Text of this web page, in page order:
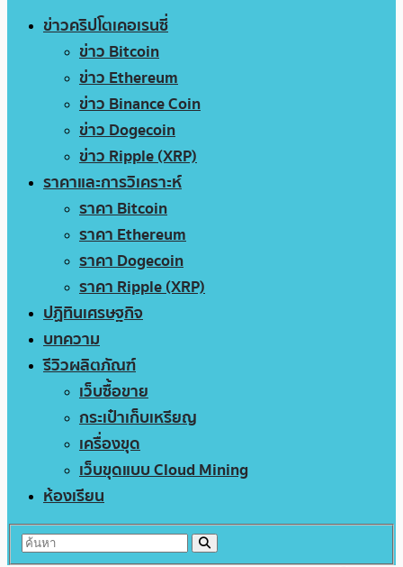
ข่าวคริปโตเคอเรนซี่
ข่าว Bitcoin
ข่าว Ethereum
ข่าว Binance Coin
ข่าว Dogecoin
ข่าว Ripple (XRP)
ราคาและการวิเคราะห์
ราคา Bitcoin
ราคา Ethereum
ราคา Dogecoin
ราคา Ripple (XRP)
ปฏิทินเศรษฐกิจ
บทความ
รีวิวผลิตภัณฑ์
เว็บซื้อขาย
กระเป๋าเก็บเหรียญ
เครื่องขุด
เว็บขุดแบบ Cloud Mining
ห้องเรียน